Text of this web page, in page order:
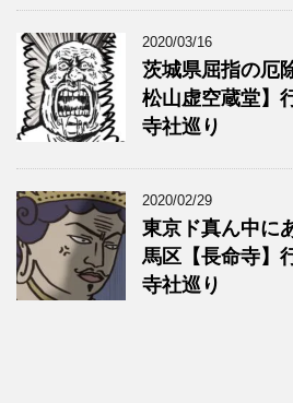
2020/03/16
茨城県屈指の厄
松山虚空蔵堂】
寺社巡り
2020/02/29
東京ド真ん中に
馬区【長命寺】
寺社巡り